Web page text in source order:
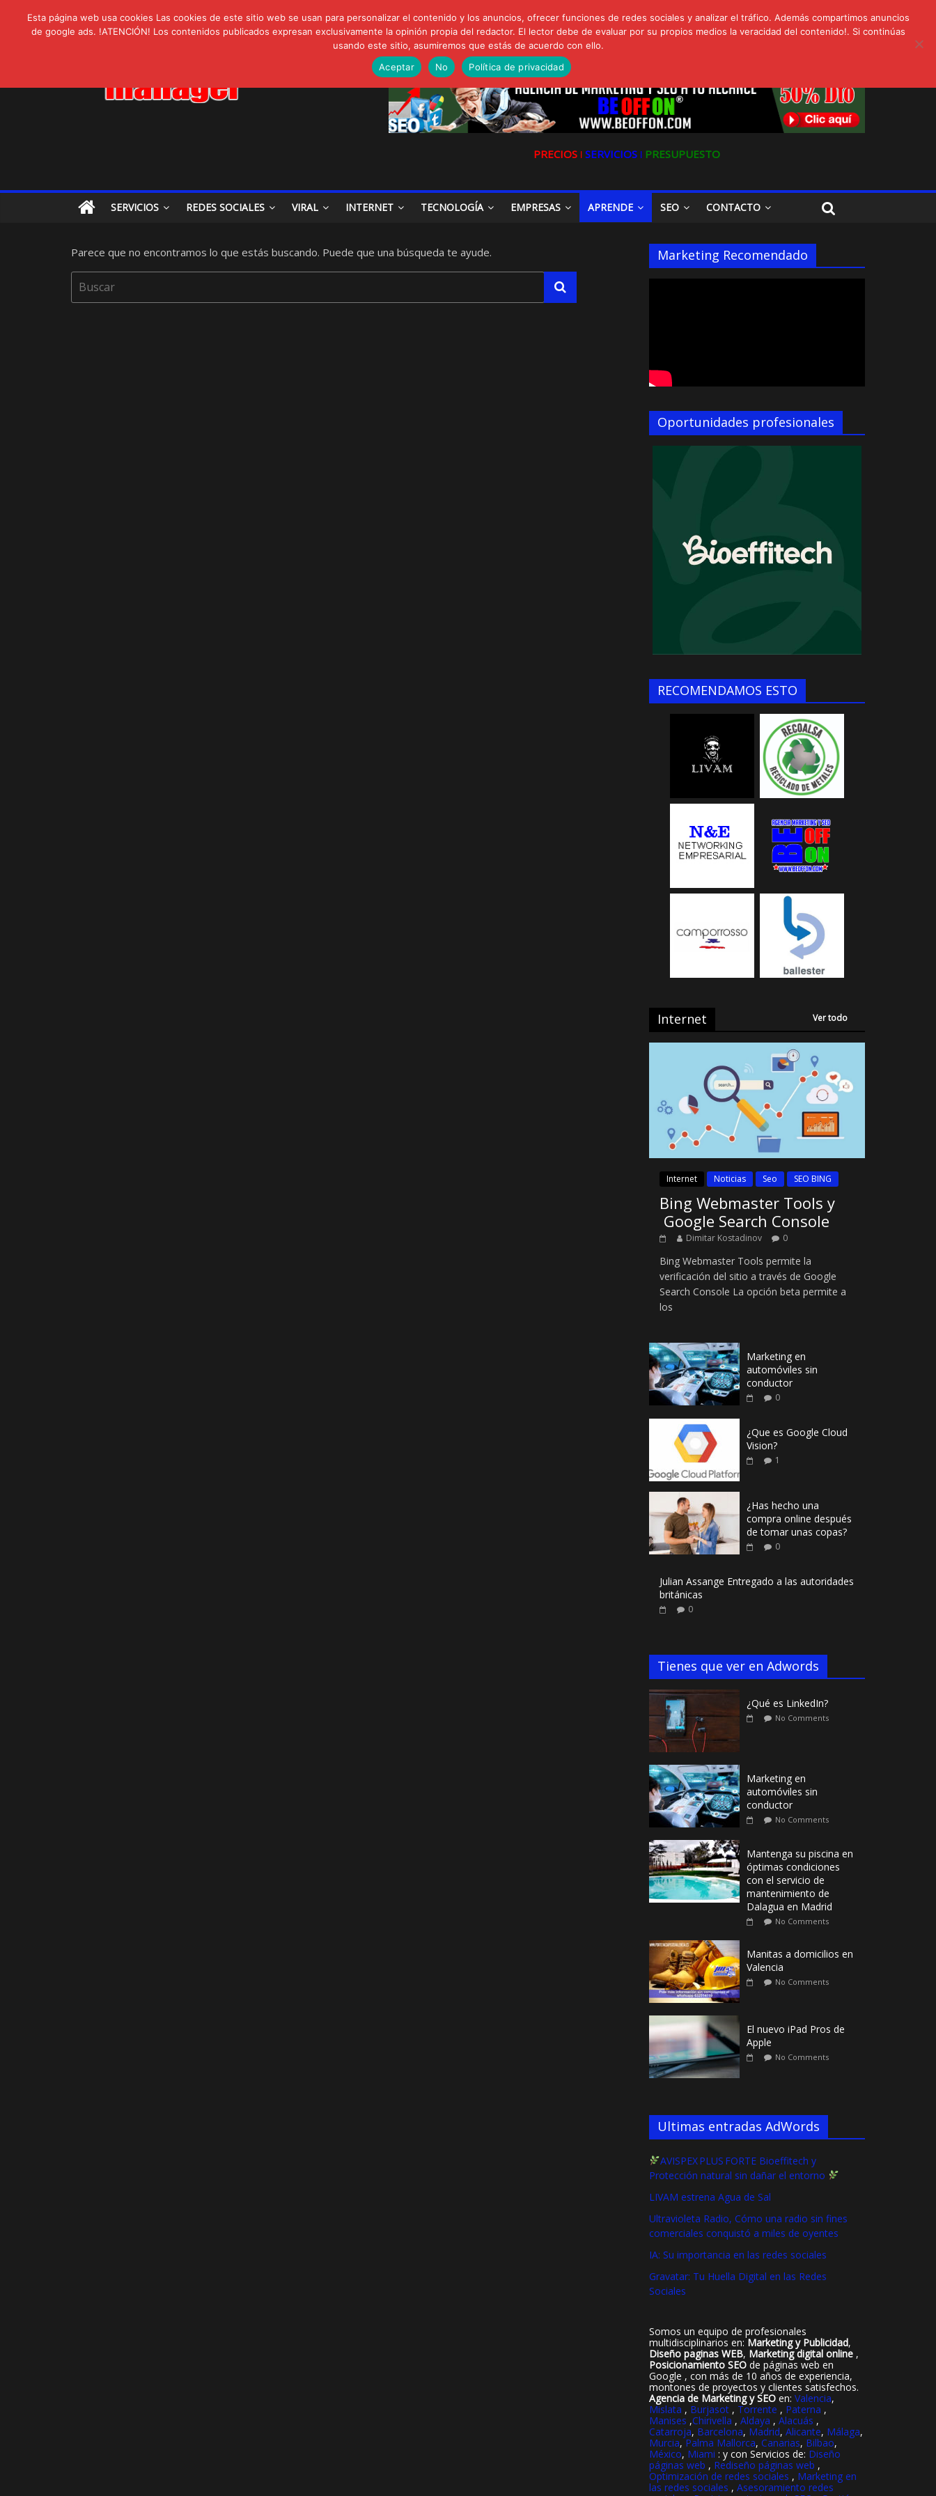
lunes, agosto 3, 2026 Novedades: LIVAM estrena Agua de Sal
Ultravioleta Radio, Cómo una radio sin fines comerciales conquistó a miles de oyentes
IA: Su importancia en las redes sociales
Gravatar: Tu Huella Digital en las Redes Sociales
PRECIOS ǀ SERVICIOS ǀ PRESUPUESTO
SERVICIOS REDES SOCIALES VIRAL INTERNET TECNOLOGÍA EMPRESAS APRENDE SEO CONTACTO
Parece que no encontramos lo que estás buscando. Puede que una búsqueda te ayude. Marketing Recomendado
Oportunidades profesionales
RECOMENDAMOS ESTO
Internet Ver todo
Internet Noticias Seo SEO BING
Bing Webmaster Tools y
Google Search Console
Dimitar Kostadinov 0
Bing Webmaster Tools permite la
verificación del sitio a través de Google
Search Console La opción beta permite a
los
Marketing en
automóviles sin
conductor
0
¿Que es Google Cloud
Vision?
1
¿Has hecho una
compra online después
de tomar unas copas?
0
Julian Assange Entregado a las autoridades
británicas
0
Tienes que ver en Adwords
¿Qué es LinkedIn?
No Comments
Marketing en
automóviles sin
conductor
No Comments
Mantenga su piscina en
óptimas condiciones
con el servicio de
mantenimiento de
Dalagua en Madrid
No Comments
Manitas a domicilios en
Valencia
No Comments
El nuevo iPad Pros de
Apple
No Comments
Ultimas entradas AdWords
AVISPEX PLUS FORTE Bioeffitech y
Protección natural sin dañar el entorno
LIVAM estrena Agua de Sal
Ultravioleta Radio, Cómo una radio sin fines
comerciales conquistó a miles de oyentes
IA: Su importancia en las redes sociales
Gravatar: Tu Huella Digital en las Redes
Sociales
Somos un equipo de profesionales
multidisciplinarios en:Marketing y Publicidad,
Diseño paginas WEB, Marketing digital online ,
Posicionamiento SEO de páginas web en
Google , con más de 10 años de experiencia,
montones de proyectos y clientes satisfechos.
Agencia de Marketing y SEO en: Valencia,
Mislata , Burjasot , Torrente , Paterna ,
Manises ,Chirivella , Aldaya , Alacuás ,
Catarroja, Barcelona, Madrid, Alicante, Málaga,
Murcia,Palma Mallorca, Canarias, Bilbao,
México, Miami : y con Servicios de: Diseño
páginas web , Rediseño páginas web ,
Optimización de redes sociales , Marketing en
las redes sociales , Asesoramiento redes
Esta página web usa cookies Las cookies de este sitio web se usan para personalizar el contenido y los anuncios, ofrecer funciones de redes sociales y analizar el tráfico. Además compartimos anuncios
de google ads. !ATENCIÓN! Los contenidos publicados expresan exclusivamente la opinión propia del redactor. El lector debe de evaluar por su propios medios la veracidad del contenido!. Si continúas
usando este sitio, asumiremos que estás de acuerdo con ello.
Aceptar
No Política de privacidad